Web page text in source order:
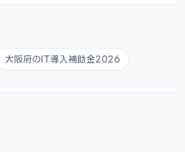
大阪府のIT導入補助金2026